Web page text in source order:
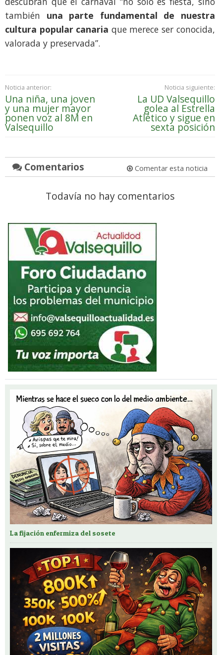
también una parte fundamental de nuestra
cultura popular canaria que merece ser conocida,
valorada y preservada”.
Noticia anterior:
Una niña, una joven
y una mujer mayor
ponen voz al 8M en
Valsequillo
Noticia siguiente:
La UD Valsequillo
golea al Estrella
Atlético y sigue en
sexta posición
Comentarios Comentar esta noticia
Todavía no hay comentarios
La fijación enfermiza del sosete